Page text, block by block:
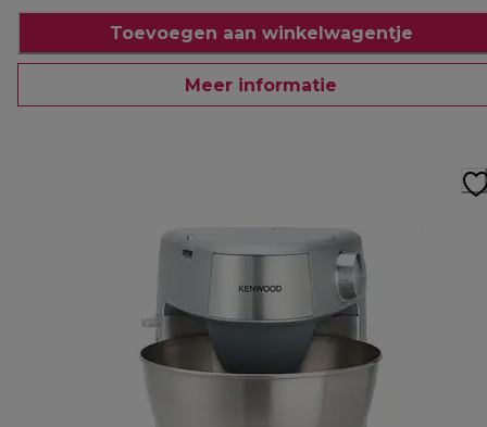
Toevoegen aan winkelwagentje
Meer informatie